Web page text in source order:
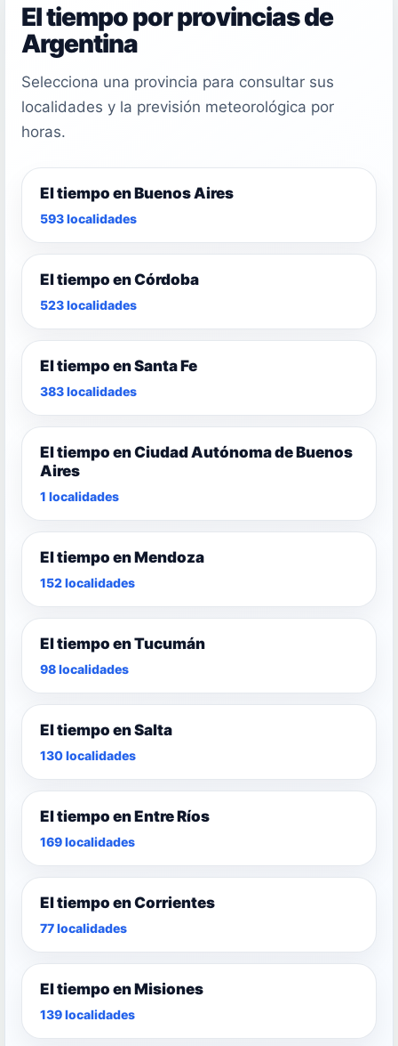
El tiempo por provincias de
Argentina
Selecciona una provincia para consultar sus
localidades y la previsión meteorológica por
horas.
El tiempo en Buenos Aires
593 localidades
El tiempo en Córdoba
523 localidades
El tiempo en Santa Fe
383 localidades
El tiempo en Ciudad Autónoma de Buenos
Aires
1 localidades
El tiempo en Mendoza
152 localidades
El tiempo en Tucumán
98 localidades
El tiempo en Salta
130 localidades
El tiempo en Entre Ríos
169 localidades
El tiempo en Corrientes
77 localidades
El tiempo en Misiones
139 localidades